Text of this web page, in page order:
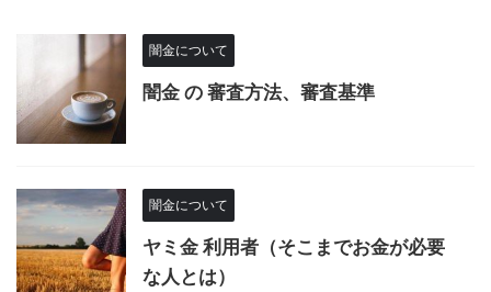
闇金について
闇金 の 審査方法、審査基準
闇金について
ヤミ金 利用者（そこまでお金が必要
な人とは）